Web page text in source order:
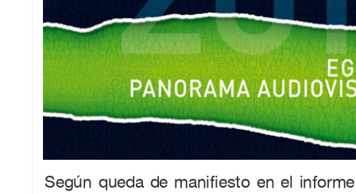
Según queda de manifiesto en el